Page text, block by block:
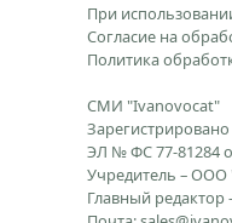
При
Согласие на
Политика
СМИ "Ivanovocat"
ЭЛ № ФС 77-81284
Учредитель –
Главный редактор